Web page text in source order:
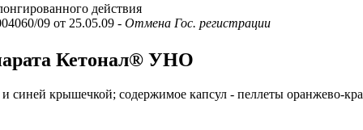
действия
09 от 25.05.09 - Отмена Гос. регистрации
Кетонал® УНО
синей крышечкой; содержимое капсул - пеллеты оранжево-